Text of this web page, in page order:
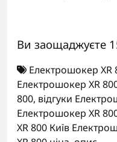
Ви заощаджуєте
Електрошокер XR
Електрошокер XR
800, відгуки
Електрошокер XR
XR 800 Київ